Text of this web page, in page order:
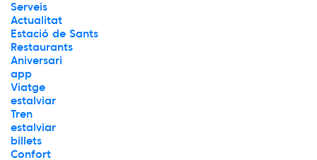
Serveis
Actualitat
Estació de Sants
Restaurants
Aniversari
app
Viatge
estalviar
Tren
estalviar
billets
Confort